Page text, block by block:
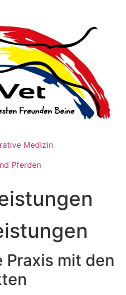
Medizin
Pferden
mit den